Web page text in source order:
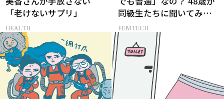
「老けないサプリ」
HEALTH
同級生たちに聞いてみた
ら…
FEMTECH